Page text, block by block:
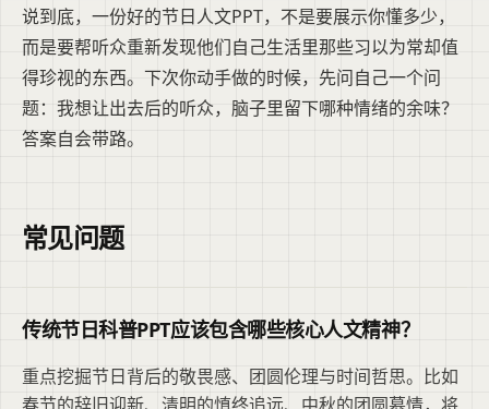
说到底，一份好的节日人文PPT，不是要展示你懂多少，
而是要帮听众重新发现他们自己生活里那些习以为常却值
得珍视的东西。下次你动手做的时候，先问自己一个问
题：我想让出去后的听众，脑子里留下哪种情绪的余味？
答案自会带路。
常见问题
传统节日科普PPT应该包含哪些核心人文精神？
重点挖掘节日背后的敬畏感、团圆伦理与时间哲思。比如